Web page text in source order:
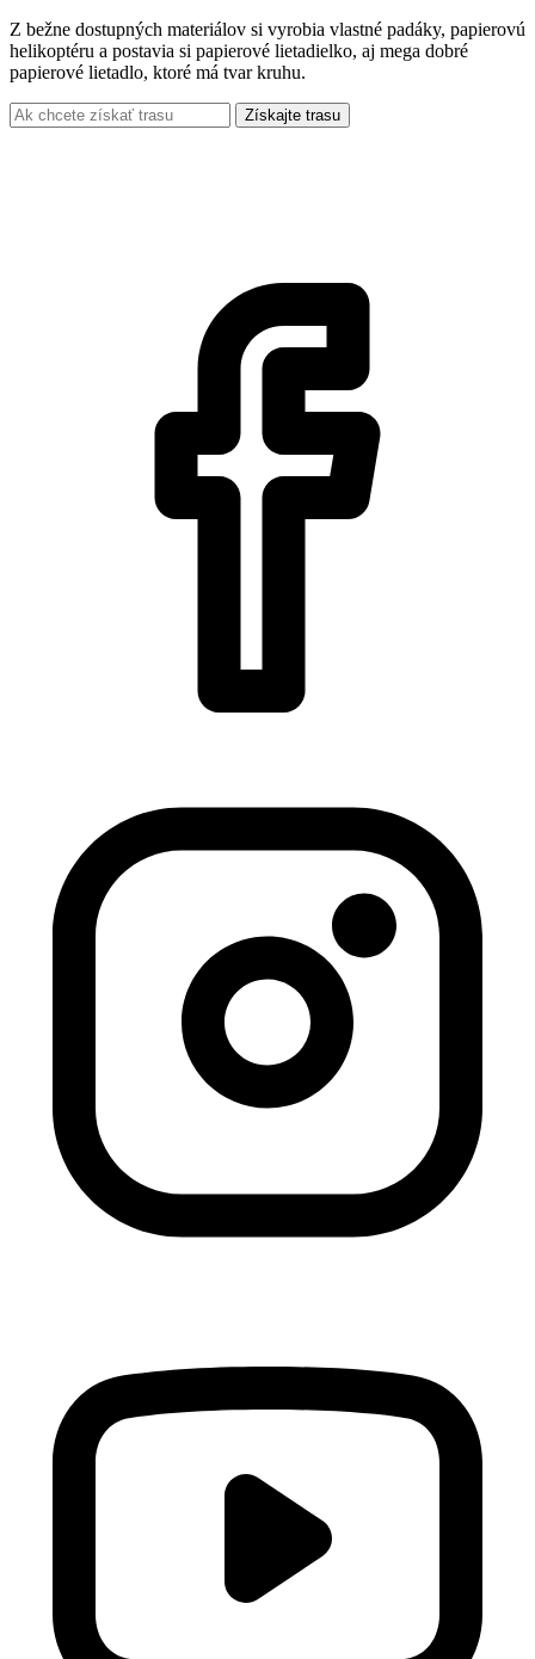
Z bežne dostupných materiálov si vyrobia vlastné padáky, papierovú
helikoptéru a postavia si papierové lietadielko, aj mega dobré
papierové lietadlo, ktoré má tvar kruhu.
Získajte trasu